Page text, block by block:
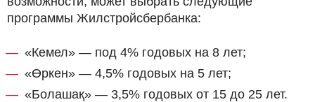
программы Жилстройсбербанка:
«Кемел» — под 4% годовых на 8 лет;
«Өркен» — 4,5% годовых на 5 лет;
«Болашақ» — 3,5% годовых от 15 до 25 лет.